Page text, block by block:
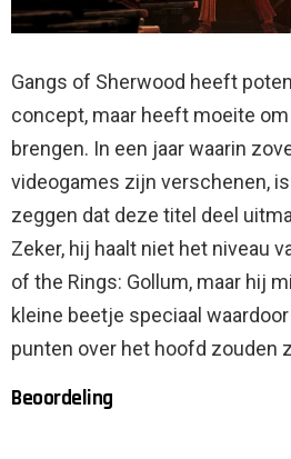
Gangs of Sherwood heeft
concept, maar heeft moeite
brengen. In een jaar waarin
videogames zijn verschenen,
zeggen dat deze titel deel
Zeker, hij haalt niet het niveau
of the Rings: Gollum, maar hij
kleine beetje speciaal
punten over het hoofd zouden
Beoordeling